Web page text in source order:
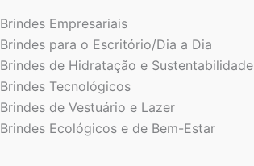
Brindes Empresariais
Brindes para o Escritório/Dia a Dia
Brindes de Hidratação e Sustentabilidade
Brindes Tecnológicos
Brindes de Vestuário e Lazer
Brindes Ecológicos e de Bem-Estar